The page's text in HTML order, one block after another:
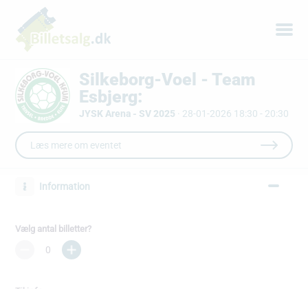
Silkeborg-Voel - Team
Esbjerg:
JYSK Arena - SV 2025 · 28-01-2026 18:30 - 20:30
Læs mere om eventet
Information
Vælg antal billetter?